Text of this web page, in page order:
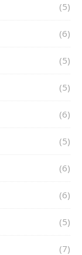
(5)
(6)
(5)
(5)
(6)
(5)
(6)
(6)
(5)
(7)